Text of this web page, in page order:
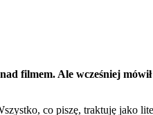
filmem. Ale wcześniej
co piszę, traktuję jako